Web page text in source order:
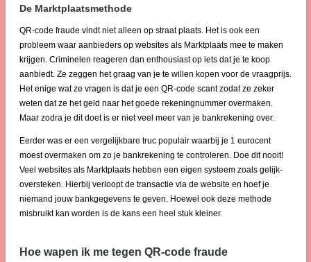
De Marktplaatsmethode
QR-code fraude vindt niet alleen op straat plaats. Het is ook een
probleem waar aanbieders op websites als Marktplaats mee te maken
krijgen. Criminelen reageren dan enthousiast op iets dat je te koop
aanbiedt. Ze zeggen het graag van je te willen kopen voor de vraagprijs.
Het enige wat ze vragen is dat je een QR-code scant zodat ze zeker
weten dat ze het geld naar het goede rekeningnummer overmaken.
Maar zodra je dit doet is er niet veel meer van je bankrekening over.
Eerder was er een vergelijkbare truc populair waarbij je 1 eurocent
moest overmaken om zo je bankrekening te controleren. Doe dit nooit!
Veel websites als Marktplaats hebben een eigen systeem zoals gelijk-
oversteken. Hierbij verloopt de transactie via de website en hoef je
niemand jouw bankgegevens te geven. Hoewel ook deze methode
misbruikt kan worden is de kans een heel stuk kleiner.
Hoe wapen ik me tegen QR-code fraude